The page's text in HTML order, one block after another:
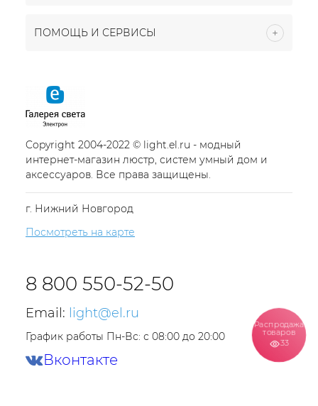
ПОМОЩЬ И СЕРВИСЫ
Copyright 2004-2022 © light.el.ru - модный
интернет-магазин люстр, систем умный дом и
аксессуаров. Все права защищены.
г. Нижний Новгород
Посмотреть на карте
8 800 550-52-50
Email: light@el.ru
График работы Пн-Вс: с 08:00 до 20:00
Вконтакте
Распродажа
товаров
33